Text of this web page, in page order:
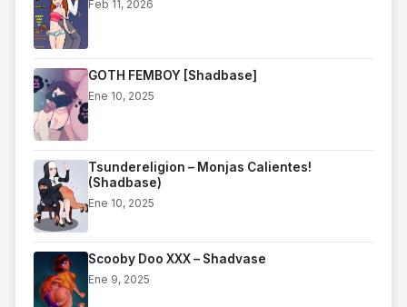
Feb 11, 2026
GOTH FEMBOY [Shadbase]
Ene 10, 2025
Tsundereligion – Monjas Calientes!
(Shadbase)
Ene 10, 2025
Scooby Doo XXX – Shadvase
Ene 9, 2025